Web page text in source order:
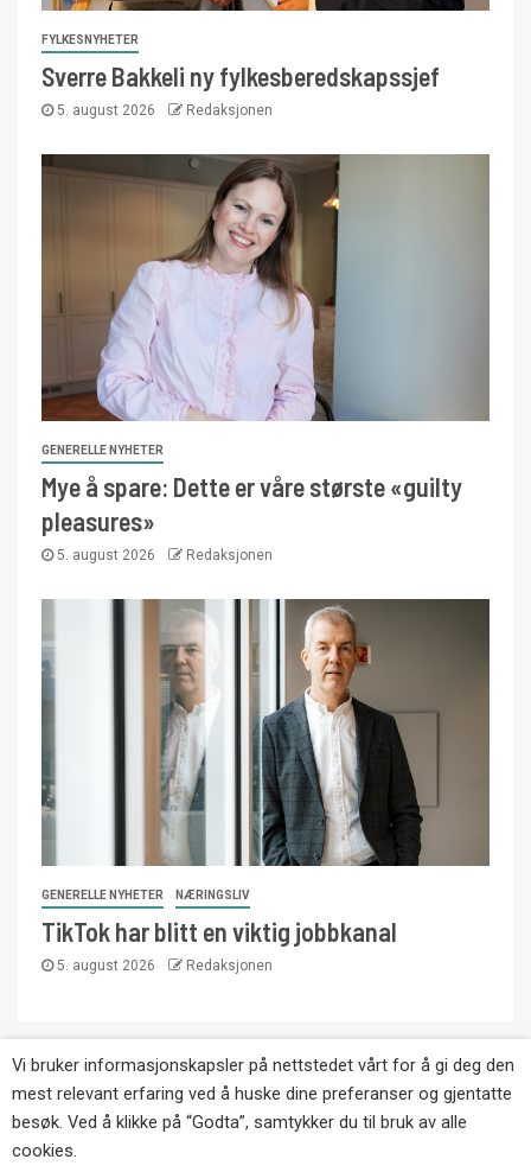
FYLKESNYHETER
Sverre Bakkeli ny fylkesberedskapssjef
5. august 2026 Redaksjonen
GENERELLE NYHETER
Mye å spare: Dette er våre største «guilty
pleasures»
5. august 2026 Redaksjonen
GENERELLE NYHETER NÆRINGSLIV
TikTok har blitt en viktig jobbkanal
5. august 2026 Redaksjonen
Copyright © Eikernytt.no utgis av Roy’s
Pressetjeneste. Kopiering av tekst, bilder og
annonser er ikke tillatt uten etter avtale med utgiver.
Vi bruker informasjonskapsler på nettstedet vårt for å gi deg den
mest relevant erfaring ved å huske dine preferanser og gjentatte
besøk. Ved å klikke på “Godta”, samtykker du til bruk av alle
cookies.